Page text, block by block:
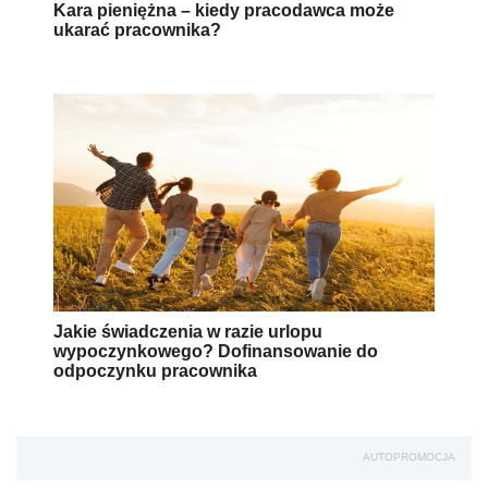
Kara pieniężna – kiedy pracodawca może
ukarać pracownika?
Jakie świadczenia w razie urlopu
wypoczynkowego? Dofinansowanie do
odpoczynku pracownika
AUTOPROMOCJA